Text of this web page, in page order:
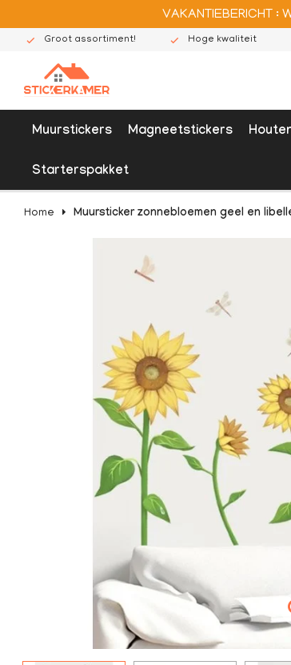
VAKANTIEBERICHT
Groot assortiment! Hoge kwaliteit
Muurstickers Magneetstickers
Starterspakket
Home Muursticker zonnebloemen geel en